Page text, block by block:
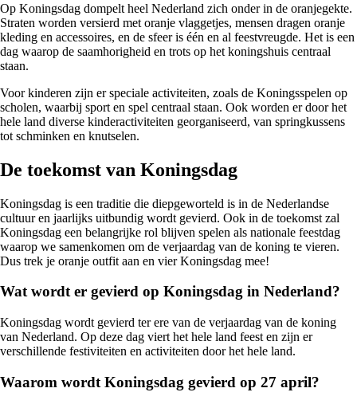
Op Koningsdag dompelt heel Nederland zich onder in de oranjegekte.
Straten worden versierd met oranje vlaggetjes, mensen dragen oranje
kleding en accessoires, en de sfeer is één en al feestvreugde. Het is een
dag waarop de saamhorigheid en trots op het koningshuis centraal
staan.
Voor kinderen zijn er speciale activiteiten, zoals de Koningsspelen op
scholen, waarbij sport en spel centraal staan. Ook worden er door het
hele land diverse kinderactiviteiten georganiseerd, van springkussens
tot schminken en knutselen.
De toekomst van Koningsdag
Koningsdag is een traditie die diepgeworteld is in de Nederlandse
cultuur en jaarlijks uitbundig wordt gevierd. Ook in de toekomst zal
Koningsdag een belangrijke rol blijven spelen als nationale feestdag
waarop we samenkomen om de verjaardag van de koning te vieren.
Dus trek je oranje outfit aan en vier Koningsdag mee!
Wat wordt er gevierd op Koningsdag in Nederland?
Koningsdag wordt gevierd ter ere van de verjaardag van de koning
van Nederland. Op deze dag viert het hele land feest en zijn er
verschillende festiviteiten en activiteiten door het hele land.
Waarom wordt Koningsdag gevierd op 27 april?